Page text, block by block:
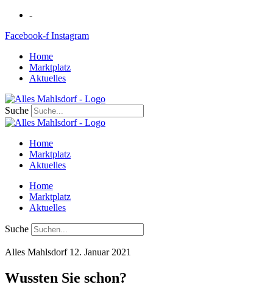
Zum
springen
-
Facebook-f Instagram
Home
Marktplatz
Aktuelles
Suche
Home
Marktplatz
Aktuelles
Home
Marktplatz
Aktuelles
Suche
Alles Mahlsdorf 12. Januar 2021
Wussten Sie schon?